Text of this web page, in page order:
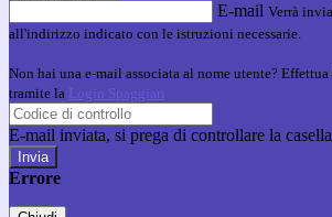
E-mail Verrà
all'indirizzo indicato con le istruzioni necessarie.
Non hai una e-mail associata al nome utente?
tramite la Login Spaggiari
E-mail inviata, si prega di controllare la
Errore